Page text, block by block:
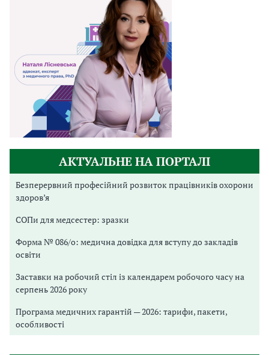
АКТУАЛЬНЕ НА ПОРТАЛІ
Безперервний професійний розвиток працівників охорони
здоров’я
СОПи для медсестер: зразки
Форма № 086/о: медична довідка для вступу до закладів
освіти
Заставки на робочий стіл із календарем робочого часу на
серпень 2026 року
Програма медичних гарантій — 2026: тарифи, пакети,
особливості